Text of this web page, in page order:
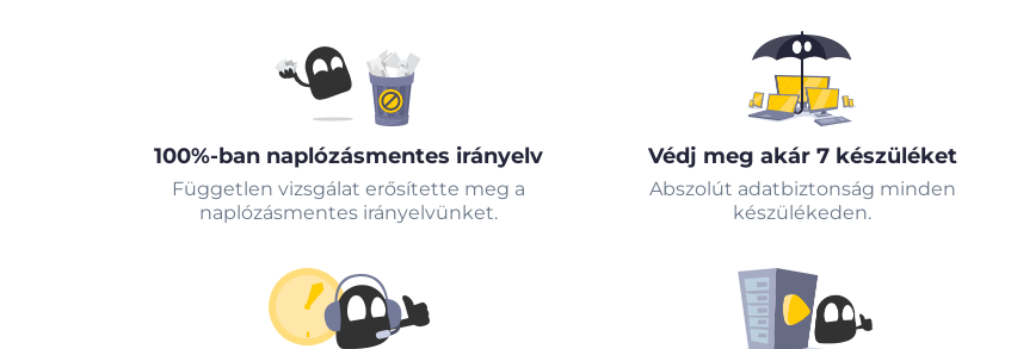
100%-ban naplózásmentes irányelv
Független vizsgálat erősítette meg a
naplózásmentes irányelvünket.
Védj meg akár 7 készüléket
Abszolút adatbiztonság minden
készülékeden.